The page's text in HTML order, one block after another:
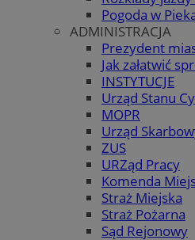
Pogoda w
ADMINISTRACJA
Prezydent
Jak załatwić
INSTYTUCJE
Urząd Stanu
MOPR
Urząd
ZUS
URZąd Pracy
Komenda
Straż Miejska
Straż Pożarna
Sąd Rejonowy